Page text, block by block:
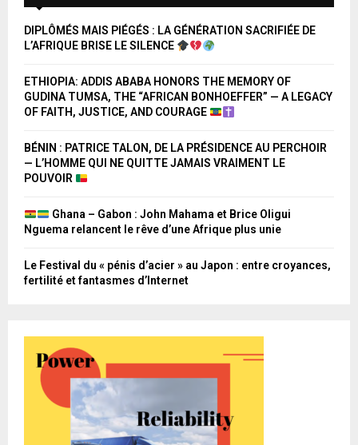
DIPLÔMÉS MAIS PIÉGÉS : LA GÉNÉRATION SACRIFIÉE DE
L’AFRIQUE BRISE LE SILENCE
ETHIOPIA: ADDIS ABABA HONORS THE MEMORY OF
GUDINA TUMSA, THE “AFRICAN BONHOEFFER” — A LEGACY
OF FAITH, JUSTICE, AND COURAGE
BÉNIN : PATRICE TALON, DE LA PRÉSIDENCE AU PERCHOIR
— L’HOMME QUI NE QUITTE JAMAIS VRAIMENT LE
POUVOIR
Ghana – Gabon : John Mahama et Brice Oligui
Nguema relancent le rêve d’une Afrique plus unie
Le Festival du « pénis d’acier » au Japon : entre croyances,
fertilité et fantasmes d’Internet